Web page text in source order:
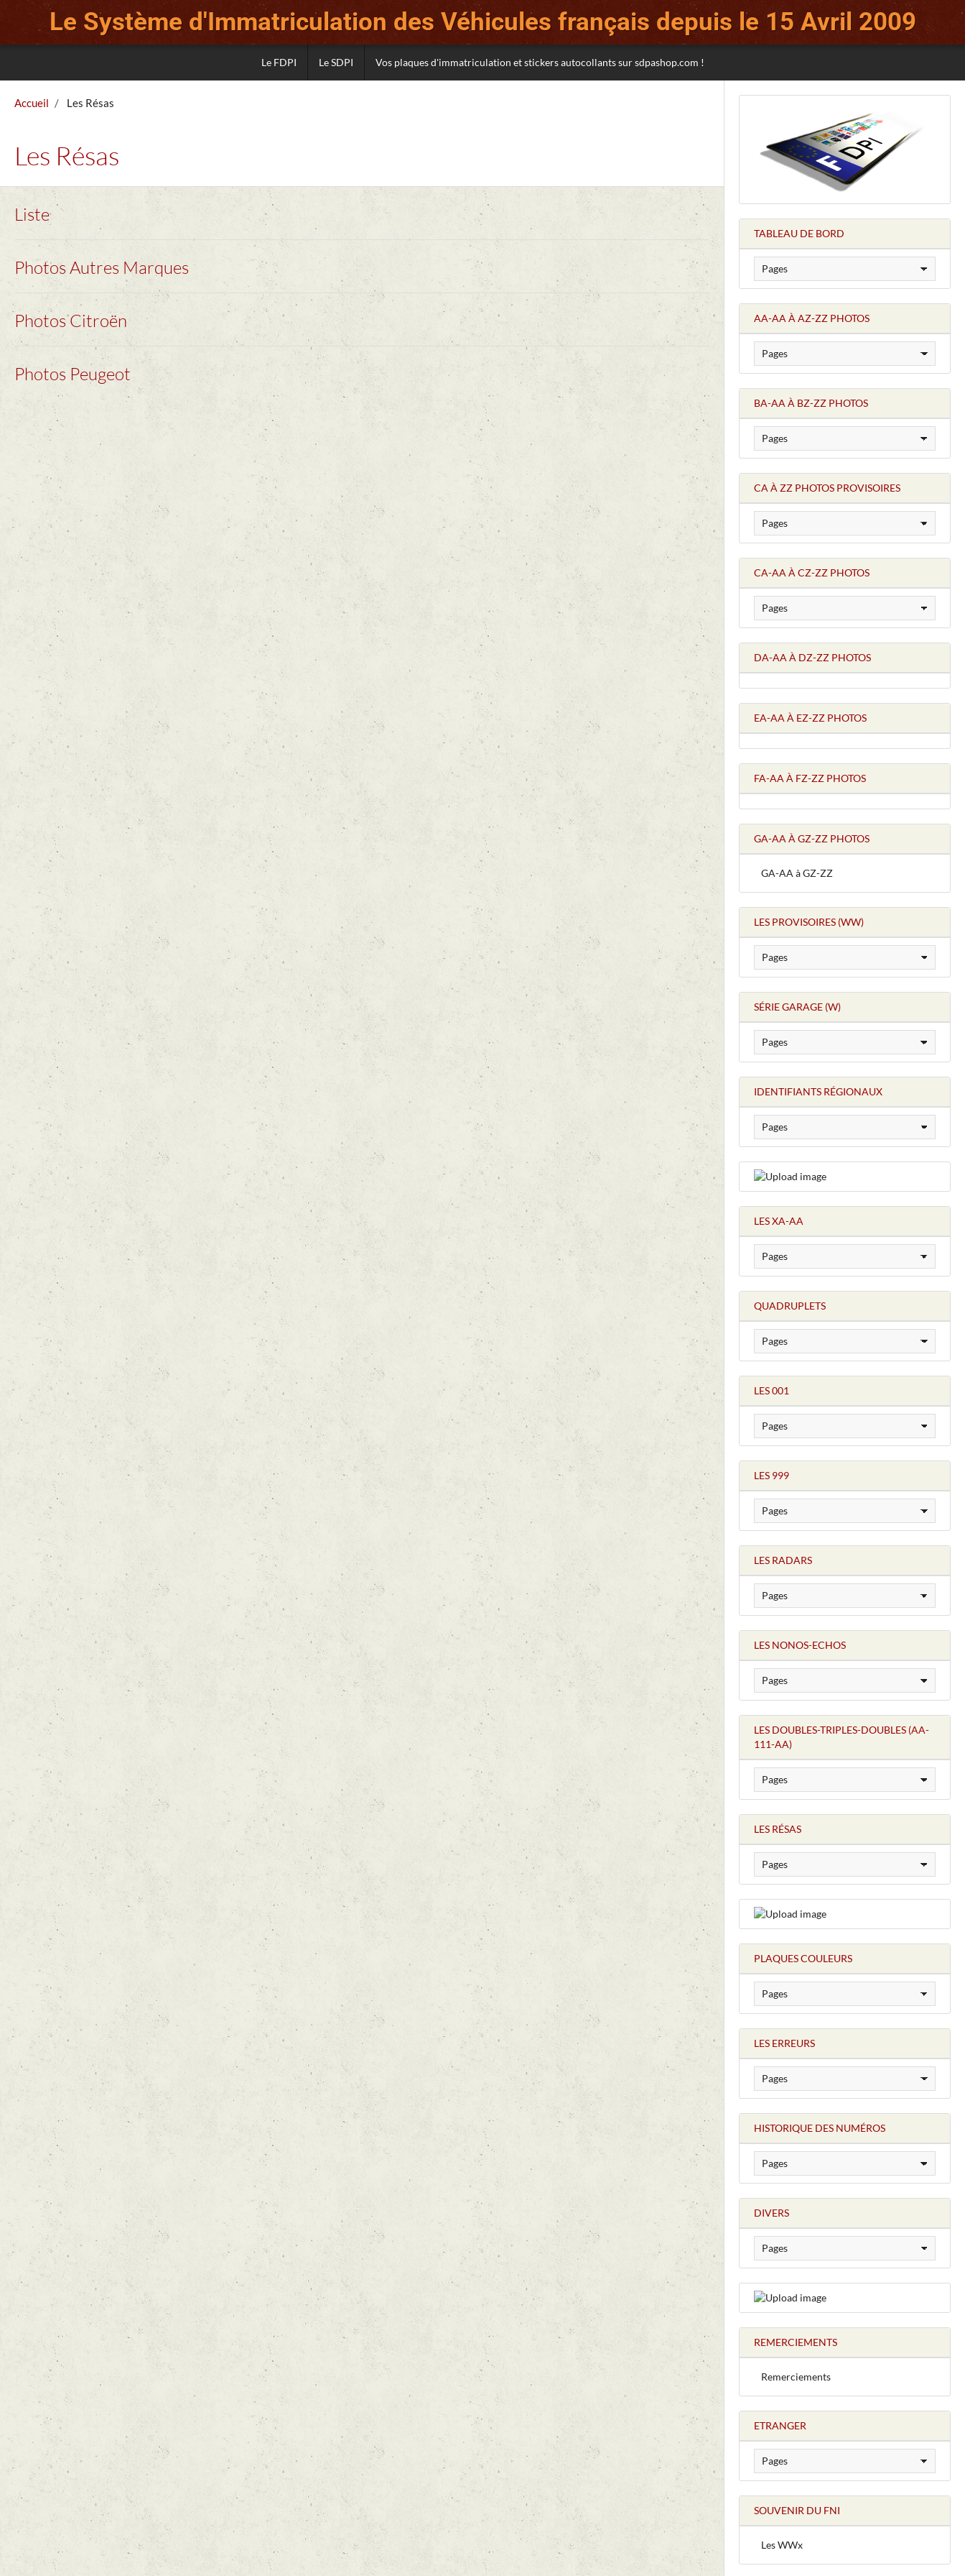
Le Système d'Immatriculation des Véhicules français depuis le 15 Avril 2009
Le FDPI Le SDPI Vos plaques d'immatriculation et stickers autocollants sur sdpashop.com !
Accueil Les Résas
Les Résas
Liste
Photos Autres Marques
Photos Citroën
Photos Peugeot
TABLEAU DE BORD
AA-AA À AZ-ZZ PHOTOS
BA-AA À BZ-ZZ PHOTOS
CA À ZZ PHOTOS PROVISOIRES
CA-AA À CZ-ZZ PHOTOS
DA-AA À DZ-ZZ PHOTOS
EA-AA À EZ-ZZ PHOTOS
FA-AA À FZ-ZZ PHOTOS
GA-AA À GZ-ZZ PHOTOS
GA-AA à GZ-ZZ
LES PROVISOIRES (WW)
SÉRIE GARAGE (W)
IDENTIFIANTS RÉGIONAUX
LES XA-AA
QUADRUPLETS
LES 001
LES 999
LES RADARS
LES NONOS-ECHOS
LES DOUBLES-TRIPLES-DOUBLES (AA-
111-AA)
LES RÉSAS
PLAQUES COULEURS
LES ERREURS
HISTORIQUE DES NUMÉROS
DIVERS
REMERCIEMENTS
Remerciements
ETRANGER
SOUVENIR DU FNI
Les WWx